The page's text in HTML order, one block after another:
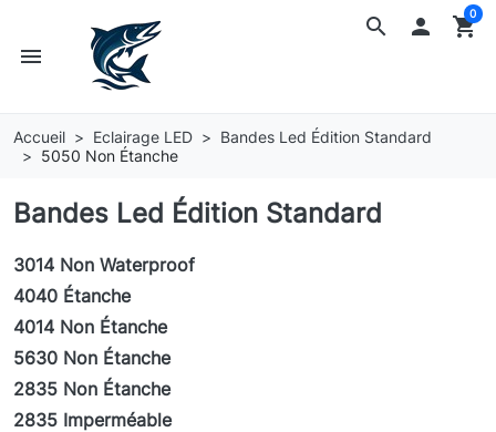
search
menu
 shopping_cart
0
Accueil Eclairage LED
Bandes Led Édition Standard
5050 Non Étanche
Bandes Led Édition Standard
3014 Non Waterproof
4040 Étanche
4014 Non Étanche
5630 Non Étanche
2835 Non Étanche
2835 Imperméable